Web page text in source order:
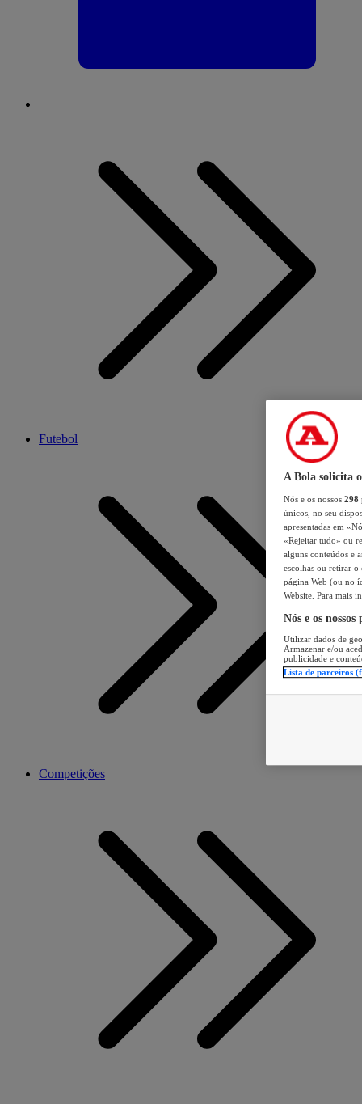
Futebol
Competições
A Bola solicita
Nós e os nossos 298
únicos, no seu
apresentadas em
«Rejeitar tudo» ou
alguns conteúdos e
escolhas ou retirar
página Web (ou no
Website. Para mais
Nós e os
Utilizar dados de
Armazenar e/ou
publicidade e
Lista de parceiros